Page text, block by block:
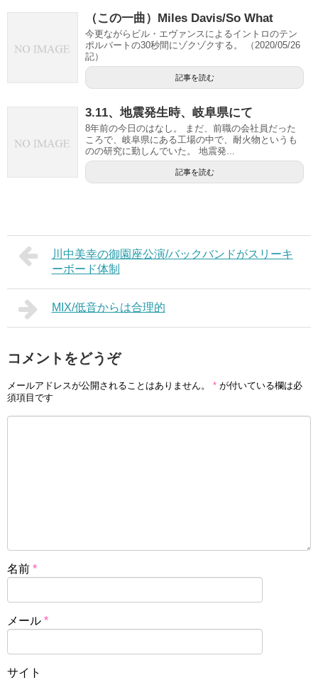
（この一曲）Miles Davis/So What
今更ながらビル・エヴァンスによるイントロのテン
ポルバートの30秒間にゾクゾクする。 （2020/05/26
記）
記事を読む
3.11、地震発生時、岐阜県にて
8年前の今日のはなし。 まだ、前職の会社員だった
ころで、岐阜県にある工場の中で、耐火物というも
のの研究に勤しんでいた。 地震発...
記事を読む
川中美幸の御園座公演/バックバンドがスリーキ
ーボード体制
MIX/低音からは合理的
コメントをどうぞ
メールアドレスが公開されることはありません。 * が付いている欄は必
須項目です
名前 *
メール *
サイト